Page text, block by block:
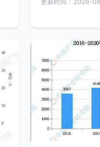
更新时间：2026-